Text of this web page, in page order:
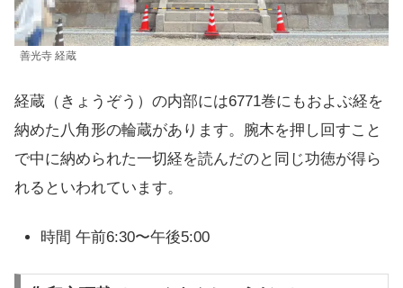
善光寺 経蔵
経蔵（きょうぞう）の内部には6771巻にもおよぶ経を
納めた八角形の輪蔵があります。腕木を押し回すこと
で中に納められた一切経を読んだのと同じ功徳が得ら
れるといわれています。
時間 午前6:30〜午後5:00